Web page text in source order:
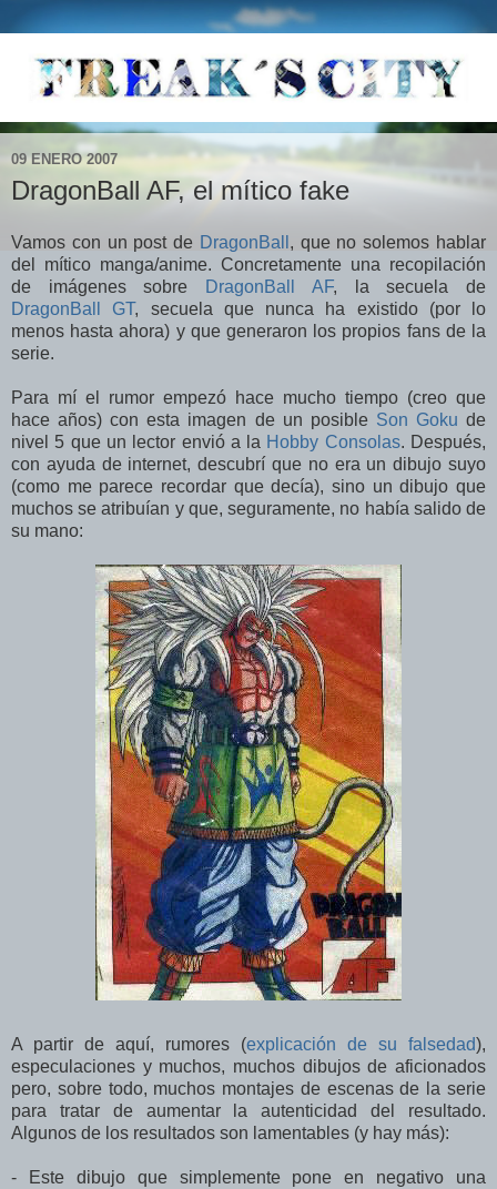
09 ENERO 2007
DragonBall AF, el mítico fake
Vamos con un post de DragonBall , que no solemos hablar
del mítico manga/anime. Concretamente una recopilación
de imágenes sobre
DragonBall AF, la secuela de
DragonBall GT, secuela que nunca ha existido (por lo
menos hasta ahora) y que generaron los propios fans de la
serie.
Para mí el rumor empezó hace mucho tiempo (creo que
hace años) con esta imagen de un posible Son Goku de
nivel 5 que un lector envió a la Hobby Consolas. Después,
con ayuda de internet, descubrí que no era un dibujo suyo
(como me parece recordar que decía), sino un dibujo que
muchos se atribuían y que, seguramente, no había salido de
su mano:
A partir de aquí, rumores (explicación de su falsedad),
especulaciones y muchos, muchos dibujos de aficionados
pero, sobre todo, muchos montajes de escenas de la serie
para tratar de aumentar la autenticidad del resultado.
Algunos de los resultados son lamentables (y hay más):
- Este dibujo que simplemente pone en negativo una